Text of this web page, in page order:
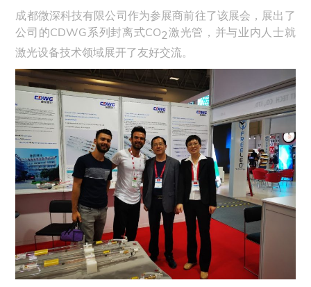
成都微深科技有限公司作为参展商前往了该展会，展出了
公司的CDWG系列封离式CO2激光管，并与业内人士就
激光设备技术领域展开了友好交流。